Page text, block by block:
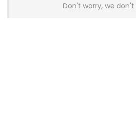
Don't worry, we